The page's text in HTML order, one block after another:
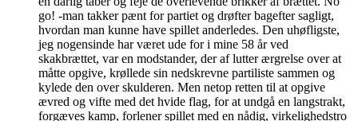
go! -man takker pænt for partiet og drøfter bagefter sagligt,
hvordan man kunne have spillet anderledes. Den uhøfligste,
jeg nogensinde har været ude for i mine 58 år ved
skakbrættet, var en modstander, der af lutter ærgrelse over at
måtte opgive, krøllede sin nedskrevne partiliste sammen og
kylede den over skulderen. Men netop retten til at opgive
ævred og vifte med det hvide flag, for at undgå en langstrakt,
forgæves kamp, forlener spillet med en nådig, virkelighedstro